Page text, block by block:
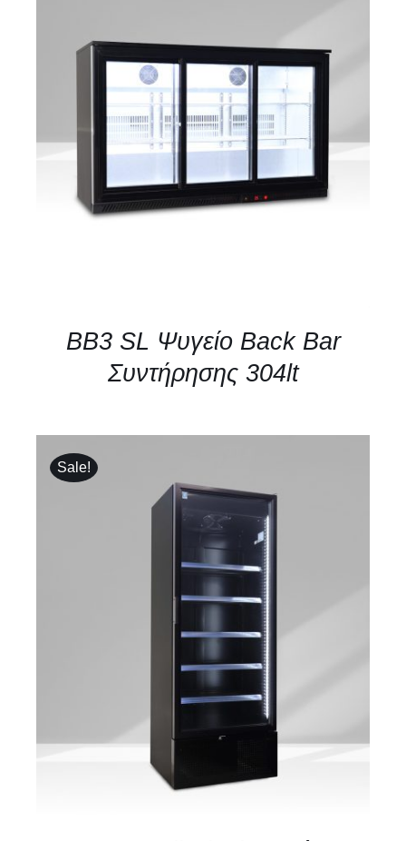
ΛΕΠΤΟΜΈΡΕΙΕΣ
BB3 SL Ψυγείο Back Bar
Συντήρησης 304lt
Sale!
ΛΕΠΤΟΜΈΡΕΙΕΣ